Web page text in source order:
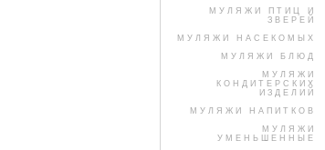
МУЛЯЖИ ПТИЦ И
ЗВЕРЕЙ
МУЛЯЖИ НАСЕКОМЫХ
МУЛЯЖИ БЛЮД
МУЛЯЖИ
КОНДИТЕРСКИХ
ИЗДЕЛИЙ
МУЛЯЖИ НАПИТКОВ
МУЛЯЖИ
УМЕНЬШЕННЫЕ